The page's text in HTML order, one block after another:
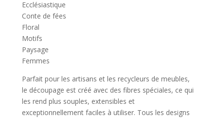
Ecclésiastique
Conte de fées
Floral
Motifs
Paysage
Femmes
Parfait pour les artisans et les recycleurs de meubles,
le découpage est créé avec des fibres spéciales, ce qui
les rend plus souples, extensibles et
exceptionnellement faciles à utiliser. Tous les designs